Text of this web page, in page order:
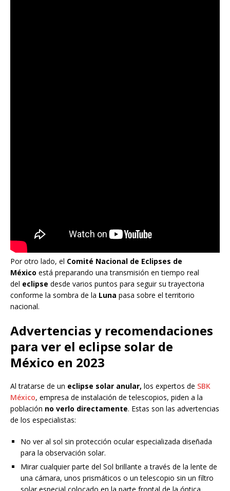
Por otro lado, el Comité Nacional de Eclipses de
México está preparando una transmisión en tiempo real
del eclipse desde varios puntos para seguir su trayectoria
conforme la sombra de la Luna pasa sobre el territorio
nacional.
Advertencias y recomendaciones
para ver el eclipse solar de
México en 2023
Al tratarse de un eclipse solar anular, los expertos de SBK
México, empresa de instalación de telescopios, piden a la
población no verlo directamente. Estas son las advertencias
de los especialistas:
No ver al sol sin protección ocular especializada diseñada
para la observación solar.
Mirar cualquier parte del Sol brillante a través de la lente de
una cámara, unos prismáticos o un telescopio sin un filtro
solar especial colocado en la parte frontal de la óptica